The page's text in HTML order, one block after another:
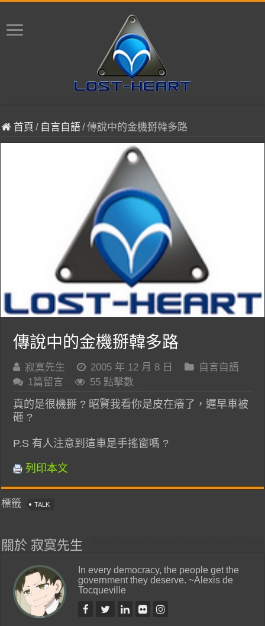
首頁 / 自言自語/傳說中的金機掰韓多路
傳說中的金機掰韓多路
寂寞先生 2005 年 12 月 8 日
自言自語
1篇留言
55 點擊數
真的是很機掰 ? 昭賢我看你是皮在癢了，遲早車被
砸 ?
P.S 有人注意到這車是手搖窗嗎 ?
列印本文
標籤 TALK
關於 寂寞先生
In every democracy, the people get the
government they deserve. ~Alexis de
Tocqueville